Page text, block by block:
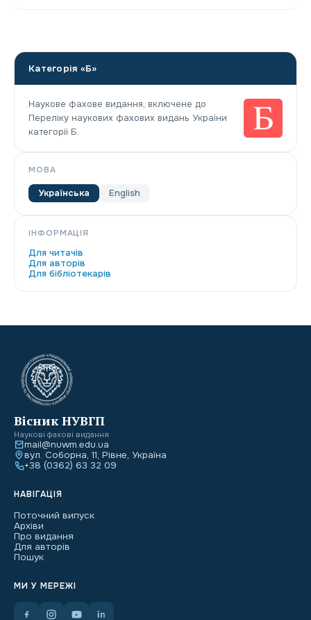
Категорія «Б»
Наукове фахове видання, включене до
Переліку наукових фахових видань України
категорії Б.
МОВА
Українська English
ІНФОРМАЦІЯ
Для читачів
Для авторів
Для бібліотекарів
Вісник НУВГП
Наукові фахові видання
mail@nuwm.edu.ua
вул. Соборна, 11, Рівне, Україна
+38 (0362) 63 32 09
НАВІГАЦІЯ
Поточний випуск
Архіви
Про видання
Для авторів
Пошук
МИ У МЕРЕЖІ